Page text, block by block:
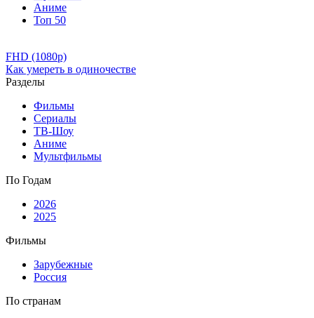
Аниме
Топ 50
FHD (1080p)
Как умереть в одиночестве
Разделы
Фильмы
Сериалы
ТВ-Шоу
Аниме
Мультфильмы
По Годам
2026
2025
Фильмы
Зарубежные
Россия
По странам